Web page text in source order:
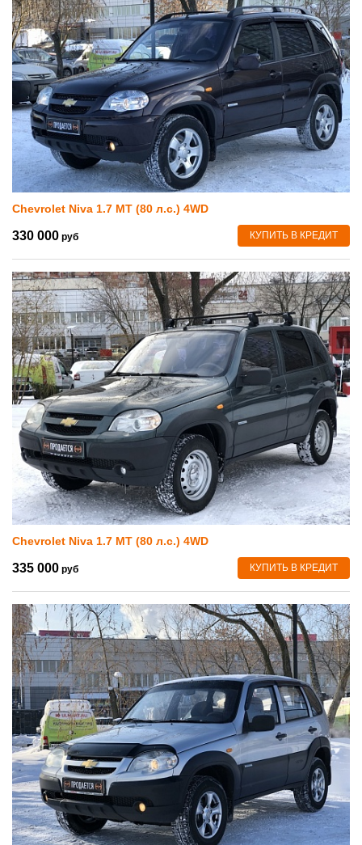
Chevrolet Niva 1.7 MT (80 л.с.) 4WD
330 000 руб КУПИТЬ В КРЕДИТ
Chevrolet Niva 1.7 MT (80 л.с.) 4WD
335 000 руб КУПИТЬ В КРЕДИТ